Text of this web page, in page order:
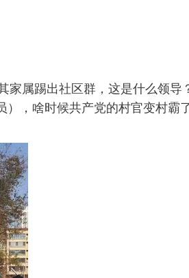
家属踢出社区群，这是什么领导
，啥时候共产党的村官变村霸